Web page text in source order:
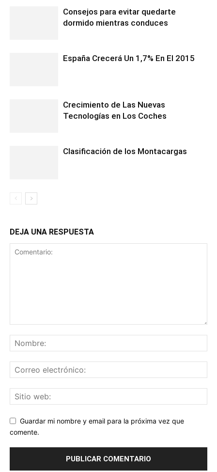
Consejos para evitar quedarte
dormido mientras conduces
España Crecerá Un 1,7% En El 2015
Crecimiento de Las Nuevas
Tecnologías en Los Coches
Clasificación de los Montacargas
DEJA UNA RESPUESTA
Guardar mi nombre y email para la próxima vez que
comente.